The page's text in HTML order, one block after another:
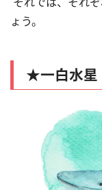
ょう。
★一白水星